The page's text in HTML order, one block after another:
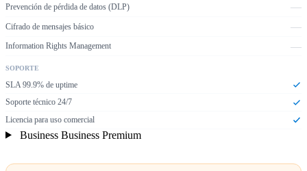
Prevención de pérdida de datos (DLP) —
Cifrado de mensajes básico —
Information Rights Management —
SOPORTE
SLA 99.9% de uptime
Soporte técnico 24/7
Licencia para uso comercial
Business Business Premium